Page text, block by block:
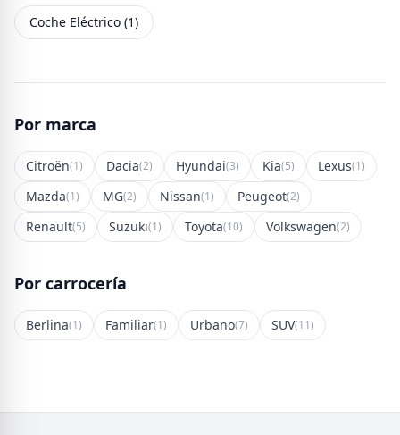
Coche Eléctrico (1)
Por marca
Citroën(1) Dacia(2) Hyundai(3) Kia(5) Lexus(1)
Mazda(1) MG(2) Nissan(1) Peugeot(2)
Renault(5) Suzuki(1) Toyota(10) Volkswagen(2)
Por carrocería
Berlina(1) Familiar(1) Urbano(7) SUV(11)